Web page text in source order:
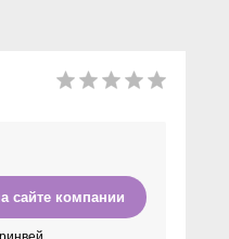
сайте компании